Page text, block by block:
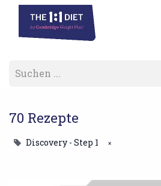
70 Rezepte
Discovery - Step 1 ×